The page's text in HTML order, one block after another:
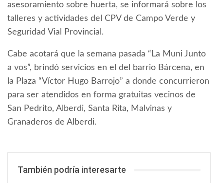
asesoramiento sobre huerta, se informará sobre los
talleres y actividades del CPV de Campo Verde y
Seguridad Vial Provincial.
Cabe acotará que la semana pasada “La Muni Junto
a vos”, brindó servicios en el del barrio Bárcena, en
la Plaza “Víctor Hugo Barrojo” a donde concurrieron
para ser atendidos en forma gratuitas vecinos de
San Pedrito, Alberdi, Santa Rita, Malvinas y
Granaderos de Alberdi.
También podría interesarte